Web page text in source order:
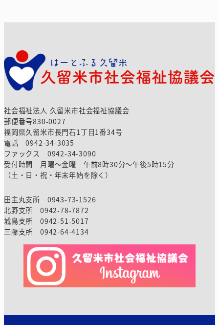
社会福祉法人 久留米市社会福祉協議会
郵便番号830-0027
福岡県久留米市長門石1丁目1番34号
電話 0942-34-3035
ファックス 0942-34-3090
受付時間 月曜～金曜 午前8時30分～午後5時15分
（土・日・祝・年末年始を除く）
田主丸支所 0943-73-1526
北野支所 0942-78-7872
城島支所 0942-51-5017
三潴支所 0942-64-4134